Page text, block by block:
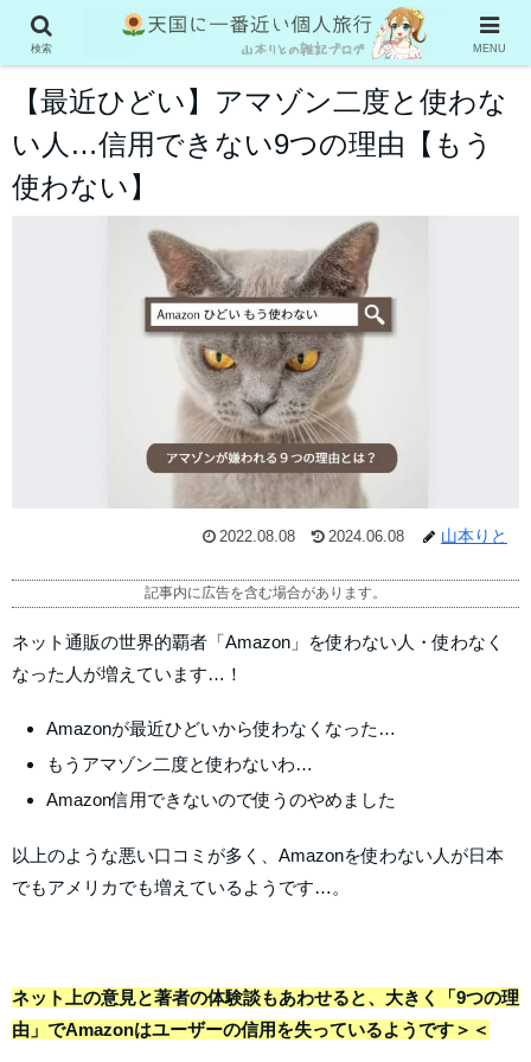
WEBツール系
【最近ひどい】アマゾン二度と使わな
い人…信用できない9つの理由【もう
使わない】
2022.08.08 2024.06.08 山本りと
記事内に広告を含む場合があります。
ネット通販の世界的覇者「Amazon」を使わない人・使わなく
なった人が増えています…！
Amazonが最近ひどいから使わなくなった…
もうアマゾン二度と使わないわ…
Amazon信用できないので使うのやめました
以上のような悪い口コミが多く、Amazonを使わない人が日本
でもアメリカでも増えているようです…。
ネット上の意見と著者の体験談もあわせると、大きく「9つの理
由」でAmazonはユーザーの信用を失っているようです＞＜
検索 MENU